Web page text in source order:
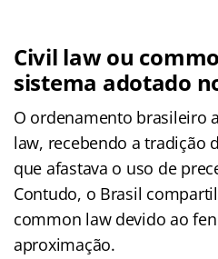
Civil law ou
sistema adotado
O ordenamento brasileiro
law, recebendo a tradição
que afastava o uso de
Contudo, o Brasil
common law devido ao
aproximação.